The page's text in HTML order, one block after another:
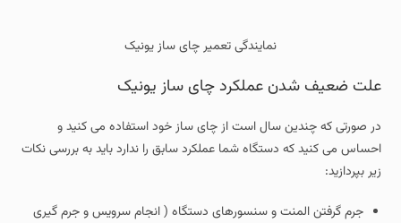
نمایندگی تعمیر چای ساز یونیک
علت ضعیف شدن عملکرد چای ساز یونیک
در صورتی که چندین سال است از چای ساز خود استفاده می کنید و
احساس می کنید که دستگاه شما عملکرد سابق را ندارد باید به بررسی نکات
زیر بپردازید:
جرم گرفتن المنت و سنسورهای دستگاه ( انجام سرویس و جرم گیری